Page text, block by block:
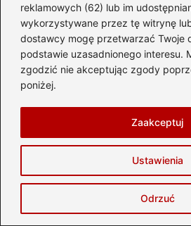
reklamowych (62) lub im
wykorzystywane przez tę witrynę
dostawcy mogę przetwarzać Twoje
podstawie uzasadnionego interesu.
zgodzić nie akceptując zgody
poniżej.
Ustawienia
Odrzuć
Zaakceptuj
Idealny czas na podróż
jechać, by odkryć jej
Przewodnik po tym, jak
koleo – wszystko, co
Najlepszy czas na
Owcze – kiedy jechać,
piękno?
Jak skasować bilet w
korzystając z
przewodnik